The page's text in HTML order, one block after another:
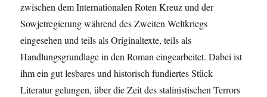
zwischen dem Internationalen Roten Kreuz und der
Sowjetregierung während des Zweiten Weltkriegs
eingesehen und teils als Originaltexte, teils als
Handlungsgrundlage in den Roman eingearbeitet. Dabei ist
ihm ein gut lesbares und historisch fundiertes Stück
Literatur gelungen, über die Zeit des stalinistischen Terrors